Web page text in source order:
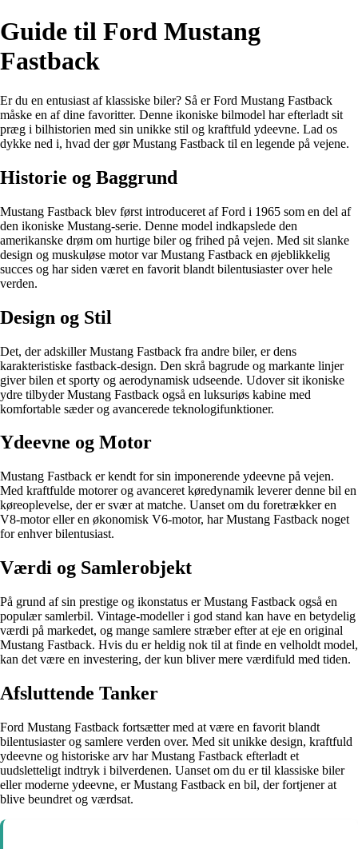
Guide til Ford Mustang
Fastback
Er du en entusiast af klassiske biler? Så er Ford Mustang Fastback
måske en af dine favoritter. Denne ikoniske bilmodel har efterladt sit
præg i bilhistorien med sin unikke stil og kraftfuld ydeevne. Lad os
dykke ned i, hvad der gør Mustang Fastback til en legende på vejene.
Historie og Baggrund
Mustang Fastback blev først introduceret af Ford i 1965 som en del af
den ikoniske Mustang-serie. Denne model indkapslede den
amerikanske drøm om hurtige biler og frihed på vejen. Med sit slanke
design og muskuløse motor var Mustang Fastback en øjeblikkelig
succes og har siden været en favorit blandt bilentusiaster over hele
verden.
Design og Stil
Det, der adskiller Mustang Fastback fra andre biler, er dens
karakteristiske fastback-design. Den skrå bagrude og markante linjer
giver bilen et sporty og aerodynamisk udseende. Udover sit ikoniske
ydre tilbyder Mustang Fastback også en luksuriøs kabine med
komfortable sæder og avancerede teknologifunktioner.
Ydeevne og Motor
Mustang Fastback er kendt for sin imponerende ydeevne på vejen.
Med kraftfulde motorer og avanceret køredynamik leverer denne bil en
køreoplevelse, der er svær at matche. Uanset om du foretrækker en
V8-motor eller en økonomisk V6-motor, har Mustang Fastback noget
for enhver bilentusiast.
Værdi og Samlerobjekt
På grund af sin prestige og ikonstatus er Mustang Fastback også en
populær samlerbil. Vintage-modeller i god stand kan have en betydelig
værdi på markedet, og mange samlere stræber efter at eje en original
Mustang Fastback. Hvis du er heldig nok til at finde en velholdt model,
kan det være en investering, der kun bliver mere værdifuld med tiden.
Afsluttende Tanker
Ford Mustang Fastback fortsætter med at være en favorit blandt
bilentusiaster og samlere verden over. Med sit unikke design, kraftfuld
ydeevne og historiske arv har Mustang Fastback efterladt et
uudsletteligt indtryk i bilverdenen. Uanset om du er til klassiske biler
eller moderne ydeevne, er Mustang Fastback en bil, der fortjener at
blive beundret og værdsat.